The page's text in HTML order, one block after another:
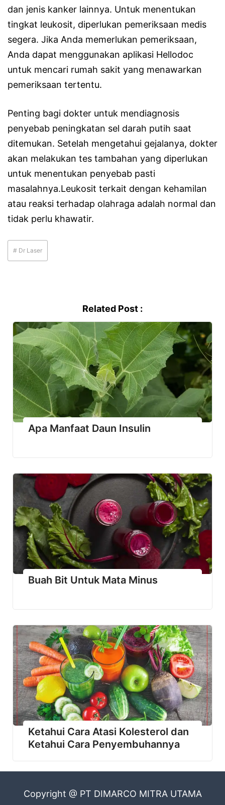
dan jenis kanker lainnya. Untuk menentukan
tingkat leukosit, diperlukan pemeriksaan medis
segera. Jika Anda memerlukan pemeriksaan,
Anda dapat menggunakan aplikasi Hellodoc
untuk mencari rumah sakit yang menawarkan
pemeriksaan tertentu.
Penting bagi dokter untuk mendiagnosis
penyebab peningkatan sel darah putih saat
ditemukan. Setelah mengetahui gejalanya, dokter
akan melakukan tes tambahan yang diperlukan
untuk menentukan penyebab pasti
masalahnya.Leukosit terkait dengan kehamilan
atau reaksi terhadap olahraga adalah normal dan
tidak perlu khawatir.
# Dr Laser
Related Post :
Apa Manfaat Daun Insulin
Buah Bit Untuk Mata Minus
Ketahui Cara Atasi Kolesterol dan
Ketahui Cara Penyembuhannya
Copyright @ PT DIMARCO MITRA UTAMA